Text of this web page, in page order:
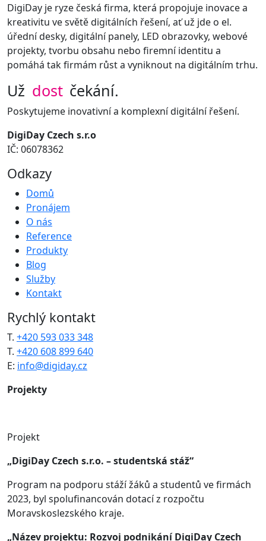
DigiDay je ryze česká firma, která propojuje inovace a
kreativitu ve světě digitálních řešení, ať už jde o el.
úřední desky, digitální panely, LED obrazovky, webové
projekty, tvorbu obsahu nebo firemní identitu a
pomáhá tak firmám růst a vyniknout na digitálním trhu.
Už dost čekání.
Poskytujeme inovativní a komplexní digitální řešení.
DigiDay Czech s.r.o
IČ: 06078362
Odkazy
Domů
Pronájem
O nás
Reference
Produkty
Blog
Služby
Kontakt
Rychlý kontakt
T. +420 593 033 348
T. +420 608 899 640
E: info@digiday.cz
Projekty
Projekt
„DigiDay Czech s.r.o. – studentská stáž“
Program na podporu stáží žáků a studentů ve firmách
2023, byl spolufinancován dotací z rozpočtu
Moravskoslezského kraje.
„Název projektu: Rozvoj podnikání DigiDay Czech